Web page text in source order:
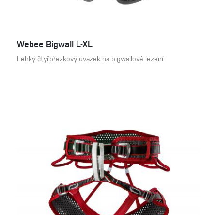
Webee Bigwall L-XL
Lehký čtyřpřezkový úvazek na bigwallové lezení